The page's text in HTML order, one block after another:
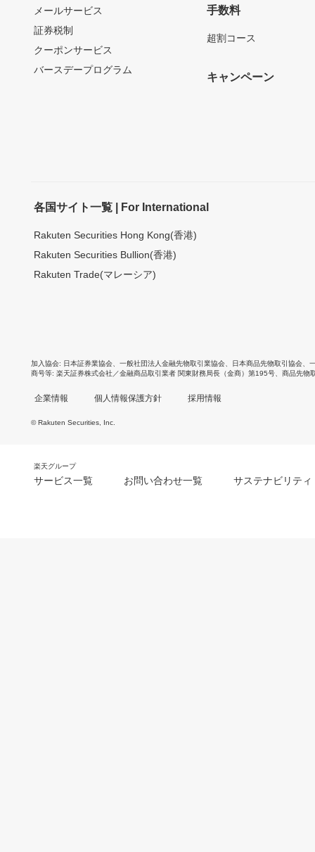
メールサービス
証券税制
クーポンサービス
バースデープログラム
手数料
超割コース
キャンペーン
各国サイト一覧 | For International
Rakuten Securities Hong Kong(香港)
Rakuten Securities Bullion(香港)
Rakuten Trade(マレーシア)
加入協会 日本証券業協会 一般社団法人金融先物取引業協会 日本商品先物取引協会
商号等 楽天証券株式会社／金融商品取引業者 関東財務局長（金商）第195号、商品先物
企業情報 個人情報保護方針 採用情報
© Rakuten Securities, Inc.
楽天グループ
サービス一覧 お問い合わせ一覧 サステナビリティ